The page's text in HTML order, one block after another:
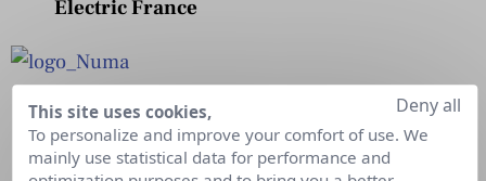
Electric France
Perrine Gruaest nommée directrice
communautés et éducation pour la start-up
Numa
This site uses cookies,
To personalize and improve your comfort of use. We
mainly use statistical data for performance and
Deny all